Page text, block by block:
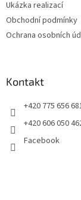
Ukázka realizací
Obchodní podmínky
Ochrana osobních
Kontakt
+420 775 656
+420 606 050
Facebook